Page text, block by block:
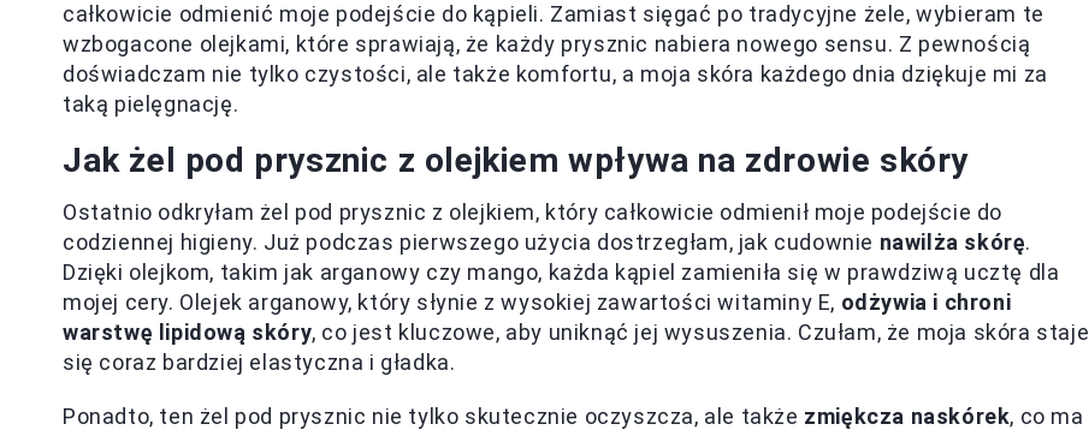
całkowicie odmienić moje podejście do kąpieli. Zamiast sięgać po tradycyjne żele, wybieram te
wzbogacone olejkami, które sprawiają, że każdy prysznic nabiera nowego sensu. Z pewnością
doświadczam nie tylko czystości, ale także komfortu, a moja skóra każdego dnia dziękuje mi za
taką pielęgnację.
Jak żel pod prysznic z olejkiem wpływa na zdrowie skóry
Ostatnio odkryłam żel pod prysznic z olejkiem, który całkowicie odmienił moje podejście do
codziennej higieny. Już podczas pierwszego użycia dostrzegłam, jak cudownie nawilża skórę.
Dzięki olejkom, takim jak arganowy czy mango, każda kąpiel zamieniła się w prawdziwą ucztę dla
mojej cery. Olejek arganowy, który słynie z wysokiej zawartości witaminy E, odżywia i chroni
warstwę lipidową skóry, co jest kluczowe, aby uniknąć jej wysuszenia. Czułam, że moja skóra staje
się coraz bardziej elastyczna i gładka.
Ponadto, ten żel pod prysznic nie tylko skutecznie oczyszcza, ale także zmiękcza naskórek, co ma